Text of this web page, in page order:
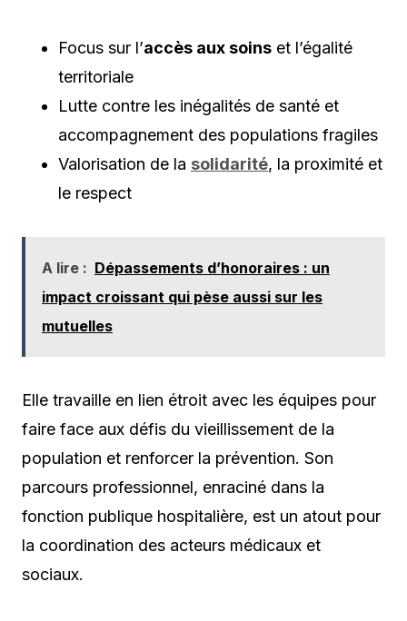
Focus sur l’accès aux soins et l’égalité
territoriale
Lutte contre les inégalités de santé et
accompagnement des populations fragiles
Valorisation de la solidarité, la proximité et
le respect
A lire : Dépassements d’honoraires : un
impact croissant qui pèse aussi sur les
mutuelles
Elle travaille en lien étroit avec les équipes pour
faire face aux défis du vieillissement de la
population et renforcer la prévention. Son
parcours professionnel, enraciné dans la
fonction publique hospitalière, est un atout pour
la coordination des acteurs médicaux et
sociaux.